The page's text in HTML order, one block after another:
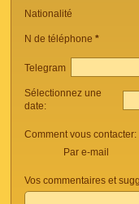
Nationalité
N de téléphone *
Telegram
Sélectionnez une
date:
Comment vous contacter:
Par e-mail
Vos commentaires et